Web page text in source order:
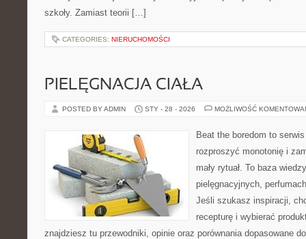
szkoły. Zamiast teorii […]
CATEGORIES: NIERUCHOMOŚCI
PIELĘGNACJA CIAŁA
POSTED BY ADMIN STY - 28 - 2026 MOŻLIWOŚĆ
Beat the boredom to
rozproszyć monotonię i
mały rytuał. To baza
pielęgnacyjnych,
Jeśli szukasz inspiracji,
recepturę i wybierać
znajdziesz tu przewodniki, opinie oraz porównania dopasowane